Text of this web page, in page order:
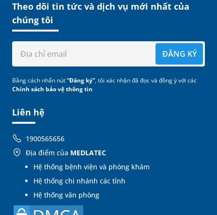
Liên hệ
1900565656
Địa điểm của MEDLATEC
Hệ thống bệnh viện và phòng khám
Hệ thống chi nhánh các tỉnh
Hệ thống văn phòng
Theo dõi tin tức và dịch vụ mới nhất của
chúng tôi
ĐĂNG KÝ
Bằng cách nhấn nút“Đăng ký”, tôi xác nhận đã đọc và đồng ý với các
Chính sách bảo vệ thông tin